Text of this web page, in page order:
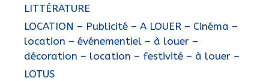
LITTÉRATURE
LOCATION – Publicité – A LOUER – Cinéma –
location – événementiel – à louer –
décoration – location – festivité – à louer –
LOTUS